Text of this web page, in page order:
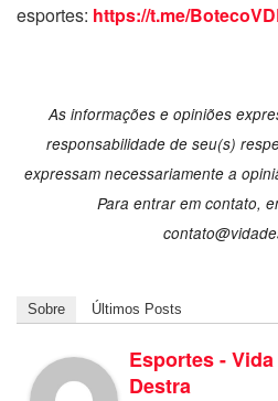
esportes: https://t.me/
As informações e opiniões
responsabilidade de seu(s)
expressam necessariamente a
Para entrar em contato,
Sobre Últimos Posts
Esportes - Vida
Destra